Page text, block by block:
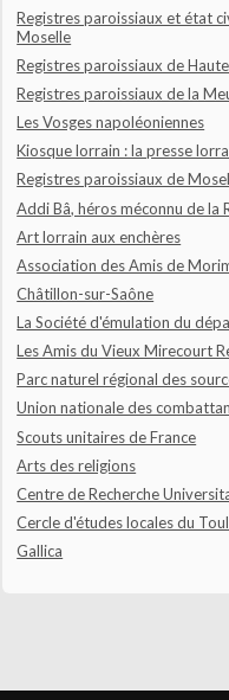
Registres paroissiaux et état
Moselle
Registres paroissiaux de
Registres paroissiaux de la
Les Vosges napoléoniennes
Kiosque lorrain : la presse
Registres paroissiaux de
Addi Bâ, héros méconnu de la
Art lorrain aux enchères
Association des Amis de
Châtillon-sur-Saône
La Société d'émulation du
Les Amis du Vieux Mirecourt
Parc naturel régional des
Union nationale des
Scouts unitaires de France
Arts des religions
Centre de Recherche
Cercle d'études locales du
Gallica